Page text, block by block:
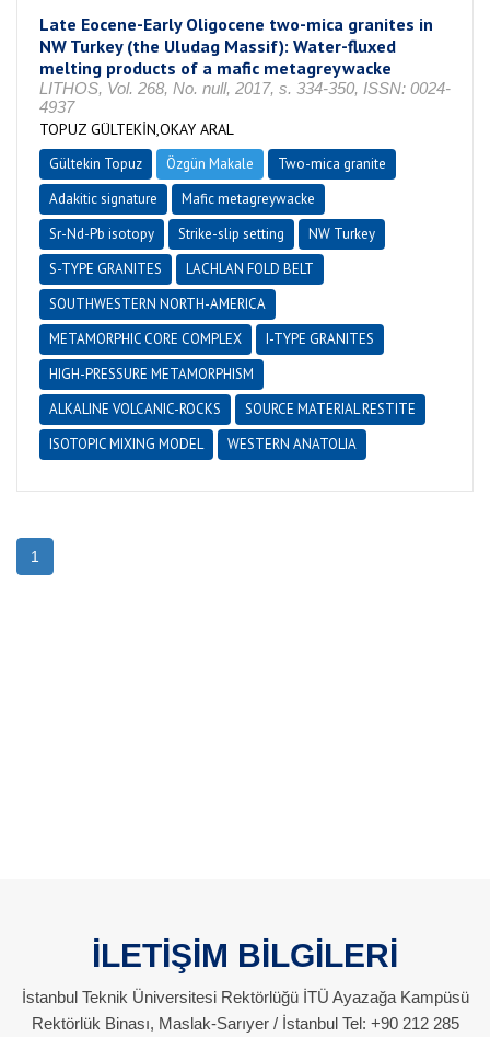
Late Eocene-Early Oligocene two-mica granites in
NW Turkey (the Uludag Massif): Water-fluxed
melting products of a mafic metagreywacke
LITHOS, Vol. 268, No. null, 2017, s. 334-350, ISSN: 0024-
4937
TOPUZ GÜLTEKİN,OKAY ARAL
Gültekin Topuz Özgün Makale
Two-mica granite
Adakitic signature
Mafic metagreywacke
Sr-Nd-Pb isotopy
Strike-slip setting
NW Turkey
S-TYPE GRANITES
LACHLAN FOLD BELT
SOUTHWESTERN NORTH-AMERICA
METAMORPHIC CORE COMPLEX
I-TYPE GRANITES
HIGH-PRESSURE METAMORPHISM
ALKALINE VOLCANIC-ROCKS
SOURCE MATERIAL RESTITE
ISOTOPIC MIXING MODEL
WESTERN ANATOLIA
1
İLETİŞİM BİLGİLERİ
İstanbul Teknik Üniversitesi Rektörlüğü İTÜ Ayazağa Kampüsü
Rektörlük Binası, Maslak-Sarıyer / İstanbul Tel: +90 212 285